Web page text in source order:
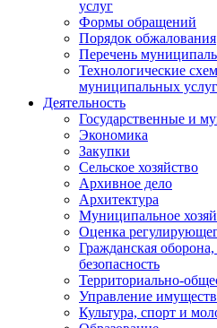
услуг
Формы обращений
Порядок обжалования
Перечень
Технологические
муниципальных услуг
Деятельность
Государственные и
Экономика
Закупки
Сельское хозяйство
Архивное дело
Архитектура
Муниципальное
Оценка
Гражданская
безопасность
Территориально-
Управление
Культура, спорт и